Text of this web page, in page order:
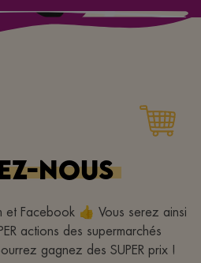
NOUS
et Facebook 👍 Vous serez ainsi
actions des supermarchés
gagnez des SUPER prix !